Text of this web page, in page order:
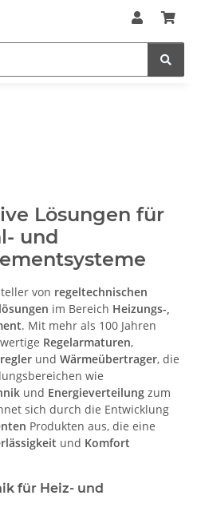
Lösungen für
und
von regeltechnischen
im Bereich Heizungs-,
. Mit mehr als 100 Jahren
Regelarmaturen,
und Wärmeübertrager, die
wie
und Energieverteilung zum
sich durch die Entwicklung
Produkten aus, die eine
und Komfort
für Heiz- und